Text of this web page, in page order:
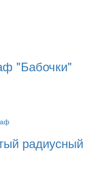
"Бабочки"
радиусный